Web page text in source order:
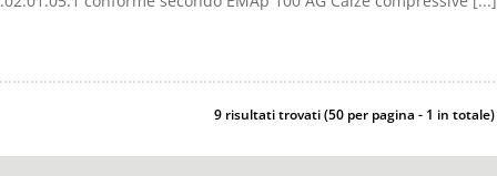
9 risultati trovati (50 per pagina - 1 in totale)